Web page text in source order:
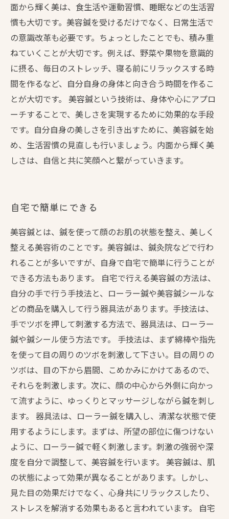
面から輝く美は、食生活や運動習慣、睡眠などの生活習
慣も大切です。美容鍼を受けるだけでなく、日常生活で
の意識改革も必要です。ちょっとしたことでも、積み重
ねていくことが大切です。例えば、野菜や果物を意識的
に摂る、毎日のストレッチ、寝る前にリラックスする時
間を作るなど、自分自身の身体と向き合う時間を作るこ
とが大切です。 美容鍼という技術は、身体や心にアプロ
ーチすることで、美しさを実現するために効果的な手段
です。自分自身の美しさを引き出すために、美容鍼を始
め、生活習慣の見直しも行いましょう。内面から輝く美
しさは、自信と共に笑顔へと繋がっていきます。
自宅で簡単にできる
美容鍼とは、鍼を使って顔のお肌の状態を整え、美しく
整える美容術のことです。美容鍼は、鍼灸院などで行わ
れることが多いですが、自身で自宅で簡単に行うことが
できる方法もあります。 自宅で行える美容鍼の方法は、
自分の手で行う手技法と、ローラー鍼や美容鍼シールな
どの商品を購入して行う器具法があります。手技法は、
手でツボを押して刺激する方法で、器具法は、ローラー
鍼や鍼シール使う方法です。 手技法は、まず綿棒や指先
を使って目の周りのツボを刺激して下さい。目の周りの
ツボは、目の下から眉間、こめかみにかけてあるので、
それらを刺激します。次に、顔の中心から外側に向かっ
て流すように、ゆっくりとマッサージしながら鍼を刺し
ます。 器具法は、ローラー鍼を購入し、清潔な状態で使
用するようにします。まずは、所望の部位に傷つけない
ように、ローラー鍼で軽く刺激します。刺激の強弱や深
度を自分で調整して、美容鍼を行います。 美容鍼は、肌
の状態によって効果が異なることがあります。しかし、
見た目の効果だけでなく、心身共にリラックスしたり、
ストレスを解消する効果もあると言われています。 自宅